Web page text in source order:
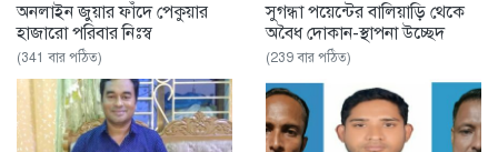
অনলাইন জুয়ার ফাঁদে পেকুয়ার
হাজারো পরিবার নিঃস্ব
(341 বার পঠিত)
সুগন্ধা পয়েন্টের বালিয়াড়ি থেকে
অবৈধ দোকান-স্থাপনা উচ্ছেদ
(239 বার পঠিত)